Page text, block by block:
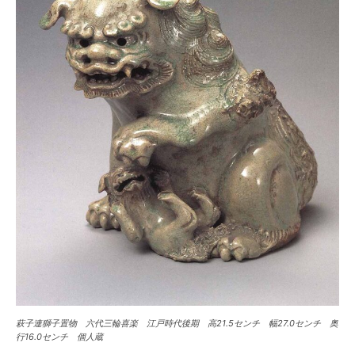
萩子連獅子置物 六代三輪喜楽 江戸時代後期 高21.5センチ 幅27.0センチ 奥
行16.0センチ 個人蔵